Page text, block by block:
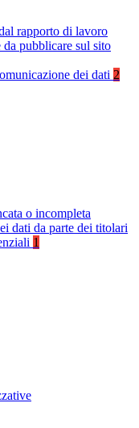
rapporto di lavoro
da pubblicare sul sito
dei dati 2
o incompleta
dati da parte dei titolari
1